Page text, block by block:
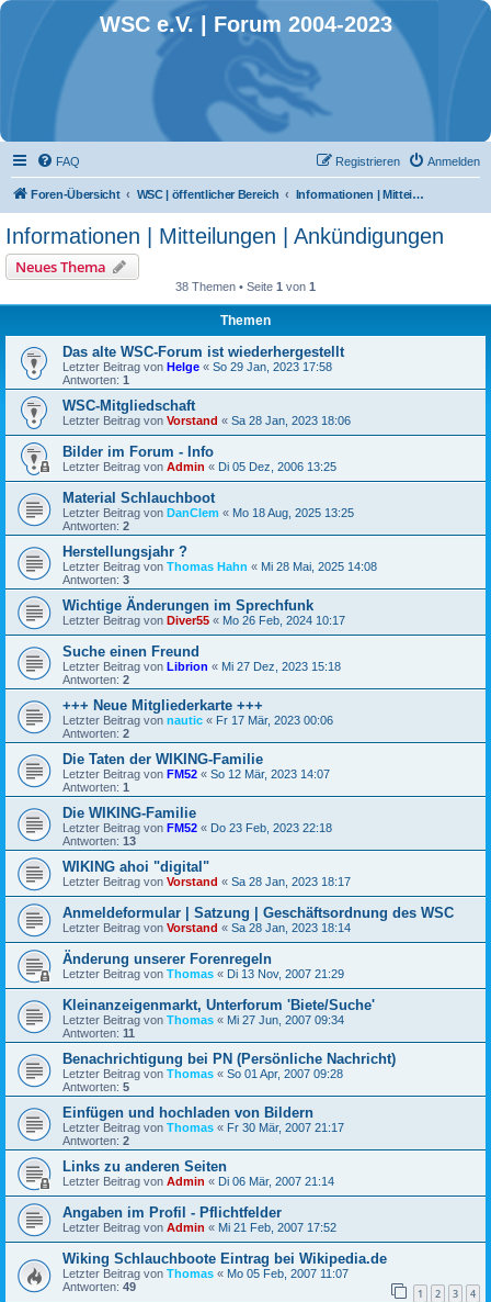
WSC e.V. | Forum 2004-2023
FAQ Anmelden
Registrieren
Foren-Übersicht WSC | öffentlicher Bereich Informationen | Mitteilungen | Ankündigungen
Informationen | Mitteilungen | Ankündigungen
Neues Thema
38 Themen • Seite 1 von 1
Themen
Das alte WSC-Forum ist wiederhergestellt
Letzter Beitrag von Helge « So 29 Jan, 2023 17:58
Antworten: 1
WSC-Mitgliedschaft
Letzter Beitrag von Vorstand « Sa 28 Jan, 2023 18:06
Bilder im Forum - Info
Letzter Beitrag von Admin « Di 05 Dez, 2006 13:25
Material Schlauchboot
Letzter Beitrag von DanClem « Mo 18 Aug, 2025 13:25
Antworten: 2
Herstellungsjahr ?
Letzter Beitrag von Thomas Hahn « Mi 28 Mai, 2025 14:08
Antworten: 3
Wichtige Änderungen im Sprechfunk
Letzter Beitrag von Diver55 « Mo 26 Feb, 2024 10:17
Suche einen Freund
Letzter Beitrag von Librion « Mi 27 Dez, 2023 15:18
Antworten: 2
+++ Neue Mitgliederkarte +++
Letzter Beitrag von nautic « Fr 17 Mär, 2023 00:06
Antworten: 2
Die Taten der WIKING-Familie
Letzter Beitrag von FM52 « So 12 Mär, 2023 14:07
Antworten: 1
Die WIKING-Familie
Letzter Beitrag von FM52 « Do 23 Feb, 2023 22:18
Antworten: 13
WIKING ahoi "digital"
Letzter Beitrag von Vorstand « Sa 28 Jan, 2023 18:17
Anmeldeformular | Satzung | Geschäftsordnung des WSC
Letzter Beitrag von Vorstand « Sa 28 Jan, 2023 18:14
Änderung unserer Forenregeln
Letzter Beitrag von Thomas « Di 13 Nov, 2007 21:29
Kleinanzeigenmarkt, Unterforum 'Biete/Suche'
Letzter Beitrag von Thomas « Mi 27 Jun, 2007 09:34
Antworten: 11
Benachrichtigung bei PN (Persönliche Nachricht)
Letzter Beitrag von Thomas « So 01 Apr, 2007 09:28
Antworten: 5
Einfügen und hochladen von Bildern
Letzter Beitrag von Thomas « Fr 30 Mär, 2007 21:17
Antworten: 2
Links zu anderen Seiten
Letzter Beitrag von Admin « Di 06 Mär, 2007 21:14
Angaben im Profil - Pflichtfelder
Letzter Beitrag von Admin « Mi 21 Feb, 2007 17:52
Wiking Schlauchboote Eintrag bei Wikipedia.de
Letzter Beitrag von Thomas « Mo 05 Feb, 2007 11:07
Antworten: 49 1 2 3 4